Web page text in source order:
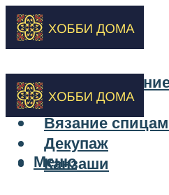
Вышивка
Вязание
Декупаж
Канзаши
Меню